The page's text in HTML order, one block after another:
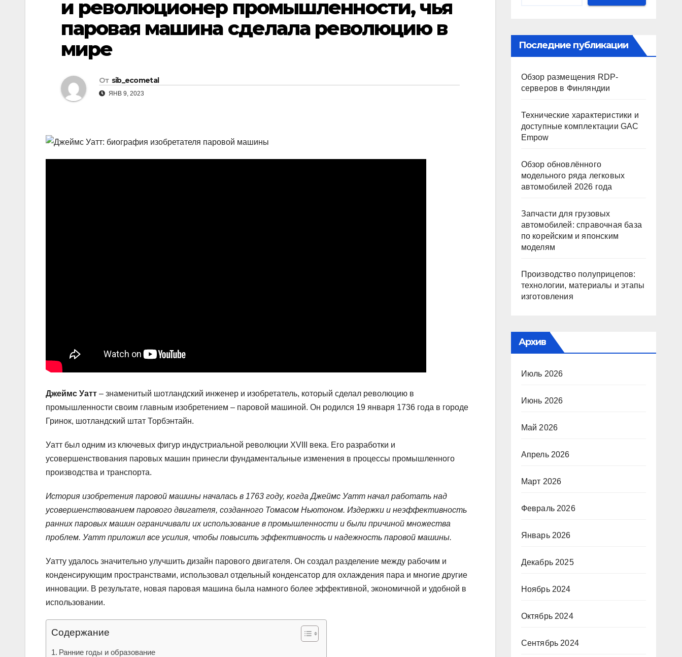
и революционер промышленности, чья
паровая машина сделала революцию в
мире
От sib_ecometal
ЯНВ 9, 2023
Джеймс Уатт – знаменитый шотландский инженер и изобретатель, который сделал революцию в
промышленности своим главным изобретением – паровой машиной. Он родился 19 января 1736 года в городе
Гринок, шотландский штат Торбэнтайн.
Уатт был одним из ключевых фигур индустриальной революции XVIII века. Его разработки и
усовершенствования паровых машин принесли фундаментальные изменения в процессы промышленного
производства и транспорта.
История изобретения паровой машины началась в 1763 году, когда Джеймс Уатт начал работать над
усовершенствованием парового двигателя, созданного Томасом Ньютоном. Издержки и неэффективность
ранних паровых машин ограничивали их использование в промышленности и были причиной множества
проблем. Уатт приложил все усилия, чтобы повысить эффективность и надежность паровой машины.
Уатту удалось значительно улучшить дизайн парового двигателя. Он создал разделение между рабочим и
конденсирующим пространствами, использовал отдельный конденсатор для охлаждения пара и многие другие
инновации. В результате, новая паровая машина была намного более эффективной, экономичной и удобной в
использовании.
Содержание
Ранние годы и образование
Последние публикации
Обзор размещения RDP-
серверов в Финляндии
Технические характеристики и
доступные комплектации GAC
Empow
Обзор обновлённого
модельного ряда легковых
автомобилей 2026 года
Запчасти для грузовых
автомобилей: справочная база
по корейским и японским
моделям
Производство полуприцепов:
технологии, материалы и этапы
изготовления
Архив
Июль 2026
Июнь 2026
Май 2026
Апрель 2026
Март 2026
Февраль 2026
Январь 2026
Декабрь 2025
Ноябрь 2024
Октябрь 2024
Сентябрь 2024